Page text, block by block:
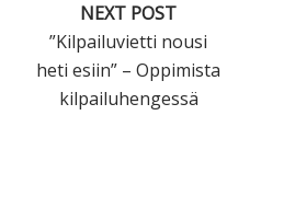
NEXT POST
”Kilpailuvietti nousi
heti esiin” – Oppimista
kilpailuhengessä